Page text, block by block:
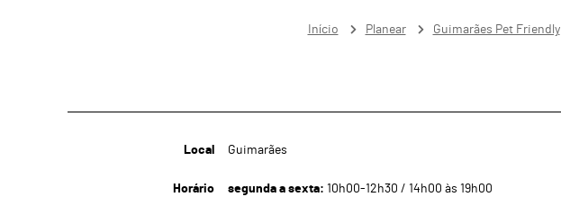
Início Planear Guimarães Pet Friendly
Local Guimarães
Horário segunda a sexta: 10h00-12h30 / 14h00 às 19h00